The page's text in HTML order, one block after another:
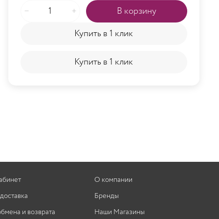
В корзину
Купить в 1 клик
Купить в 1 клик
и возврата
О компании
Бренды
Наши Магазины